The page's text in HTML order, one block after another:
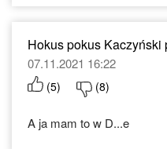
Hokus pokus Kaczyński
07.11.2021 16:22
(5) (8)
A ja mam to w D...e